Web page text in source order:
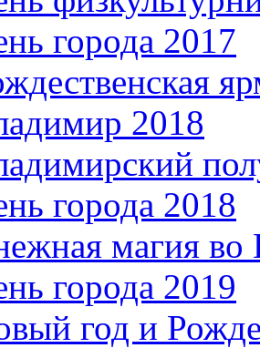
города 2017
2018
города 2018
магия во
города 2019
год и